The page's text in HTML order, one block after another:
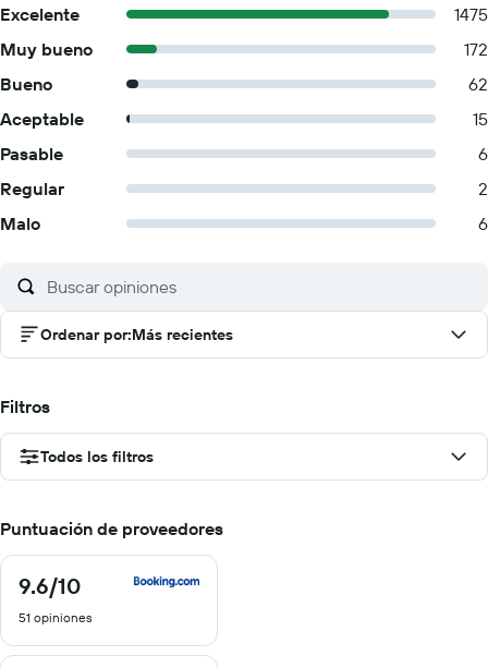
Excelente
1475
Muy bueno
172
Bueno
62
Aceptable
15
Pasable
6
Regular
2
Malo
6
Ordenar por:Más recientes
Filtros
Todos los filtros
Puntuación de proveedores
9.6/10
9.6
10
51 opiniones